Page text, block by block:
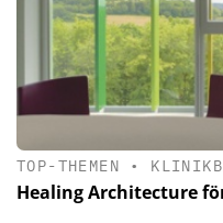
TOP-THEMEN •
Healing Architecture